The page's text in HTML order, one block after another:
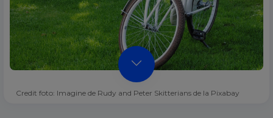
Credit foto: Imagine de Rudy and Peter Skitterians de la Pixabay